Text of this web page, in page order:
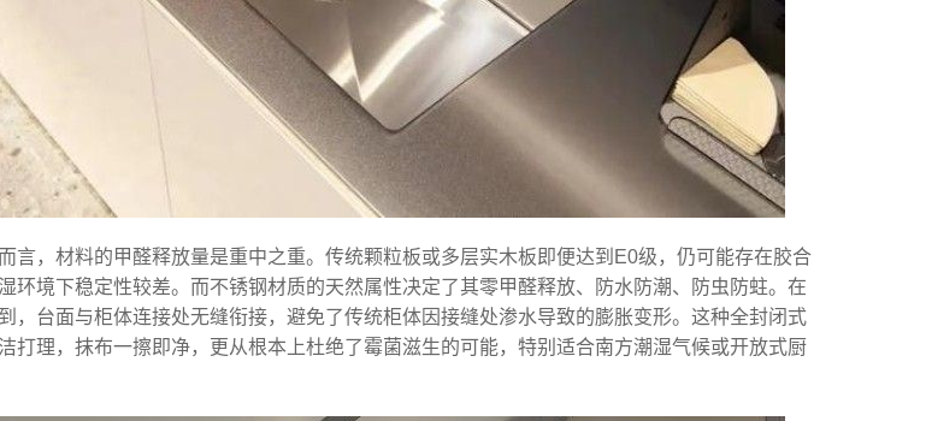
言，材料的甲醛释放量是重中之重。传统颗粒板或多层实木板即便达到E0级，仍可能存在胶合
环境下稳定性较差。而不锈钢材质的天然属性决定了其零甲醛释放、防水防潮、防虫防蛀。在
，台面与柜体连接处无缝衔接，避免了传统柜体因接缝处渗水导致的膨胀变形。这种全封闭式
打理，抹布一擦即净，更从根本上杜绝了霉菌滋生的可能，特别适合南方潮湿气候或开放式厨